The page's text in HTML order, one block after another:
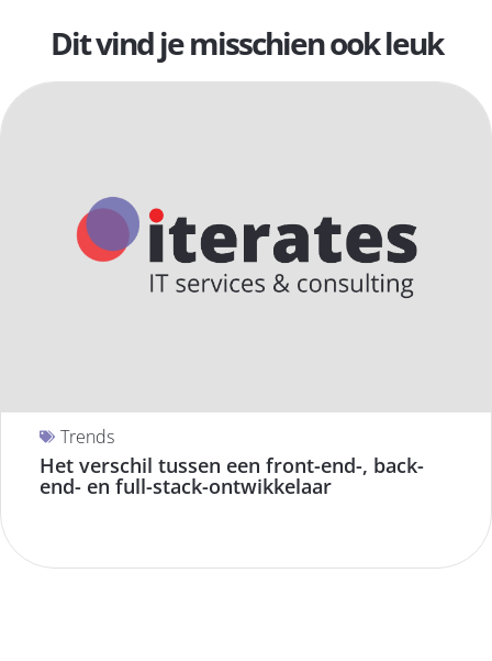
Dit vind je misschien ook leuk
Trends
Het verschil tussen een front-end-, back-
end- en full-stack-ontwikkelaar